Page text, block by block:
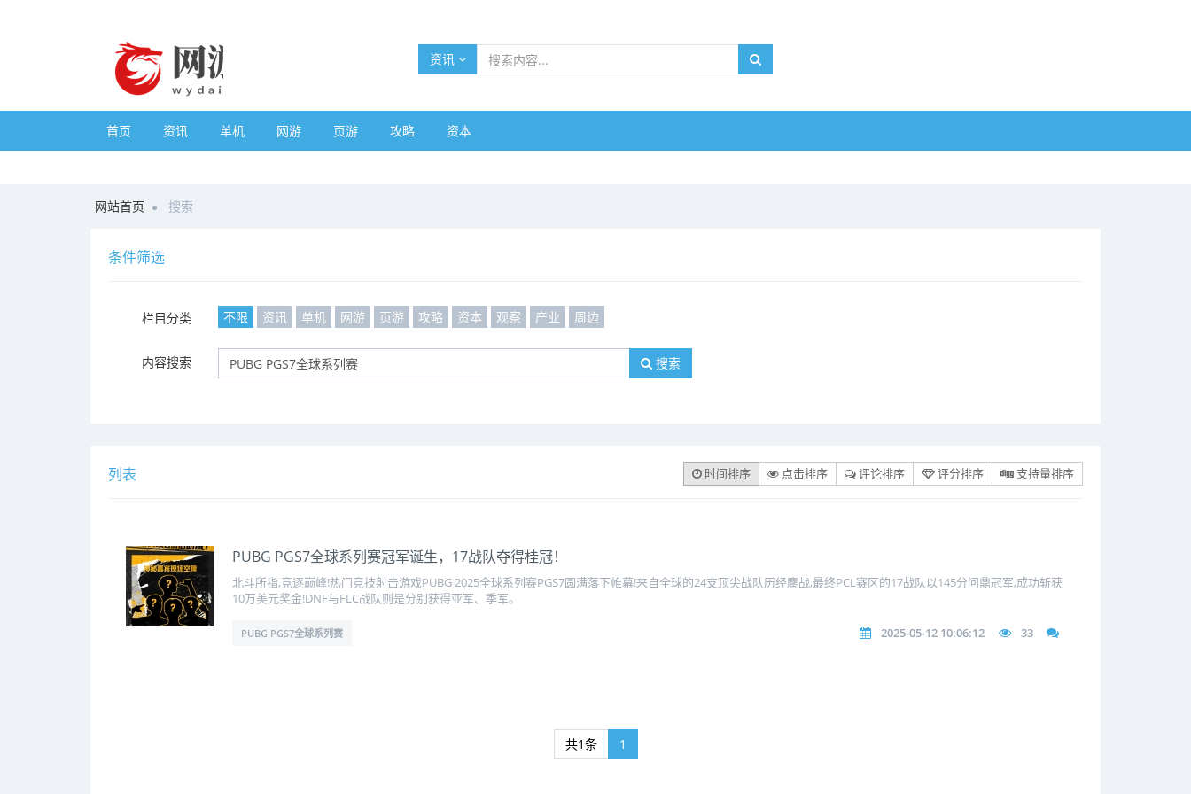
资讯
首页 资讯 单机 网游 页游 攻略 资本
网站首页 搜索
条件筛选
栏目分类 不限 资讯 单机 网游 页游 攻略 资本 观察 产业 周边
内容搜索 搜索
列表 时间排序 点击排序 评论排序 评分排序 支持量排序
PUBG PGS7全球系列赛冠军诞生，17战队夺得桂冠！
北斗所指,竞逐巅峰!热门竞技射击游戏PUBG 2025全球系列赛PGS7圆满落下帷幕!来自全球的24支顶尖战队历经鏖战,最终PCL赛区的17战队以145分问鼎冠军,成功斩获
10万美元奖金!DNF与FLC战队则是分别获得亚军、季军。
PUBG PGS7全球系列赛 2025-05-12 10:06:12 33
共1条 1